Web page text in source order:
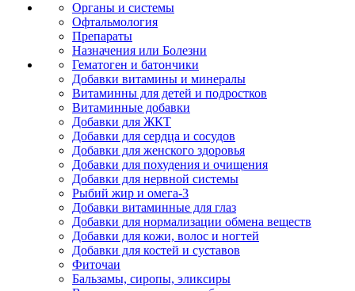
Органы и системы
Офтальмология
Препараты
Назначения или Болезни
Гематоген и батончики
Добавки витамины и минералы
Витаминны для детей и подростков
Витаминные добавки
Добавки для ЖКТ
Добавки для сердца и сосудов
Добавки для женского здоровья
Добавки для похудения и очищения
Добавки для нервной системы
Рыбий жир и омега-3
Добавки витаминные для глаз
Добавки для нормализации обмена веществ
Добавки для кожи, волос и ногтей
Добавки для костей и суставов
Фиточаи
Бальзамы, сиропы, эликсиры